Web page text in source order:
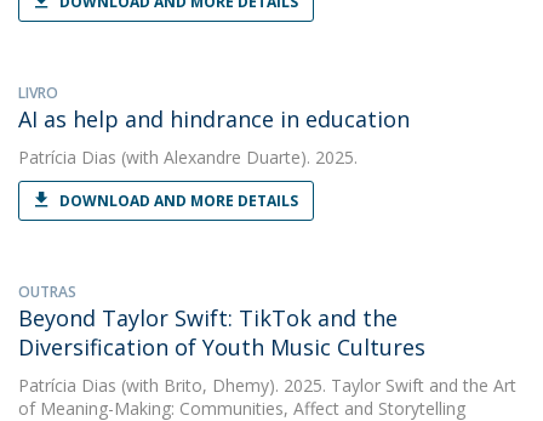
LIVRO
AI as help and hindrance in education
Patrícia Dias (with Alexandre Duarte). 2025.
DOWNLOAD AND MORE DETAILS
OUTRAS
Beyond Taylor Swift: TikTok and the
Diversification of Youth Music Cultures
Patrícia Dias (with Brito, Dhemy). 2025. Taylor Swift and the Art
of Meaning-Making: Communities, Affect and Storytelling